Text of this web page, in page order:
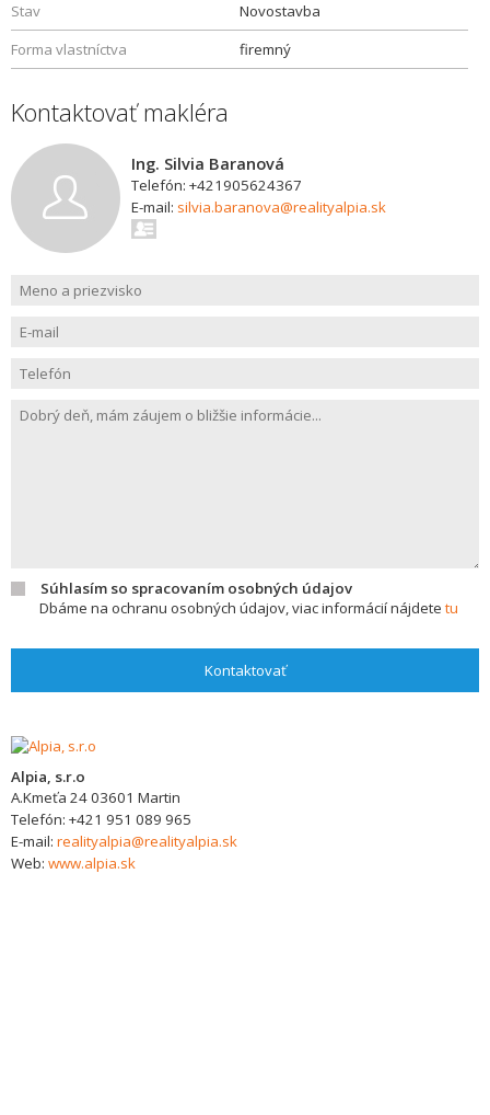
Stav
Novostavba
Forma vlastníctva
firemný
Kontaktovať makléra
Ing. Silvia Baranová
Telefón: +421905624367
E-mail: silvia.baranova@realityalpia.sk
Súhlasím so spracovaním osobných údajov
Dbáme na ochranu osobných údajov, viac informácií nájdete tu
Kontaktovať
Alpia, s.r.o
A.Kmeťa 2403601 Martin
Telefón: +421 951 089 965
E-mail: realityalpia@realityalpia.sk
Web: www.alpia.sk